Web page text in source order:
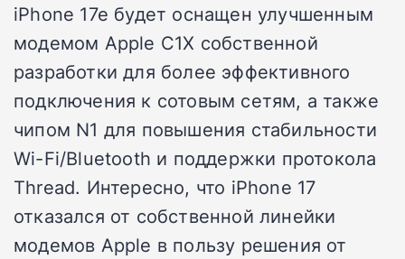
iPhone 17e будет оснащен улучшенным
модемом Apple C1X собственной
разработки для более эффективного
подключения к сотовым сетям, а также
чипом N1 для повышения стабильности
Wi-Fi/Bluetooth и поддержки протокола
Thread. Интересно, что iPhone 17
отказался от собственной линейки
модемов Apple в пользу решения от